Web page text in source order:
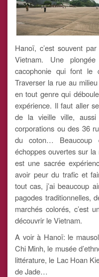
Hanoï, c’est souvent
Vietnam. Une
cacophonie qui font le
Traverser la rue au
en tout genre qui
expérience. Il faut aller
de la vieille ville,
corporations ou des 36
du coton… Beaucoup
échoppes ouvertes sur
est une sacrée
avoir peur du trafic et
tout cas, j’ai beaucoup
pagodes traditionnelles,
marchés colorés, c’est
découvrir le Vietnam.
A voir à Hanoï: le
Chi Minh, le musée
littérature, le Lac Hoan
de Jade…